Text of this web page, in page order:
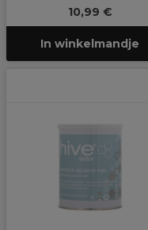
10,99 €
In winkelmandje